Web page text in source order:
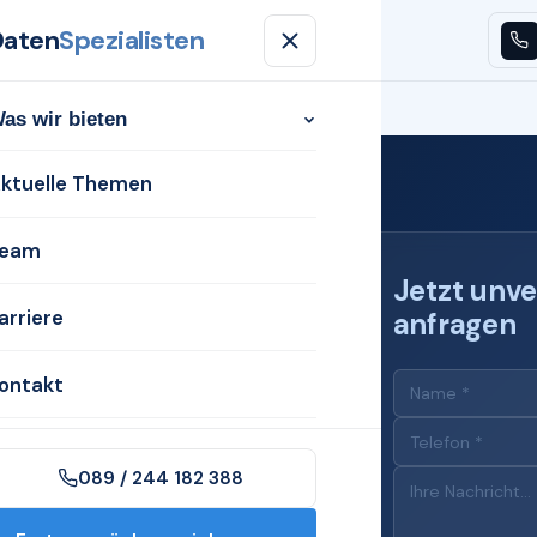
Aktuelle ThemenTeam Karriere
Spezialisten
wir bieten
Themen
089 / 244 182 388
Jetzt
anfragen